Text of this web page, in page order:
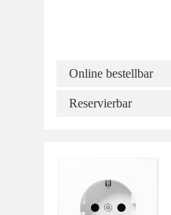
Online bestellbar
Reservierbar